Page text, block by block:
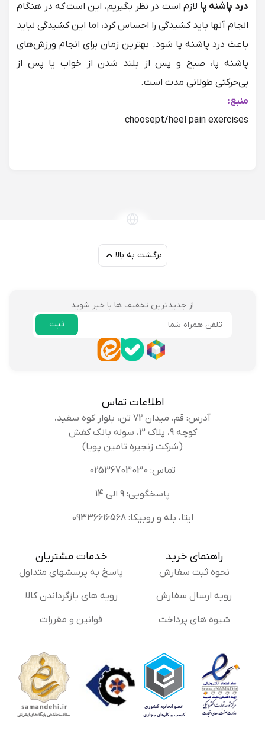
درد پاشنه پا لازم است در نظر بگیریم، این است که در هنگام
انجام آنها باید کشیدگی را احساس کرد، اما این کشیدگی نباید
باعث درد پاشنه پا شود. بهترین زمان برای انجام ورزش‌های
پاشنه پا، صبح و پس از بلند شدن از خواب یا پس از
بی‌حرکتی طولانی مدت است.
منبع:
choosept/heel pain exercises
برگشت به بالا
از جدیدترین تخفیف ها با خبر شوید
ایمیل
ثبت
اطلاعات تماس
آدرس: قم، میدان 72 تن، بلوار کوه سفید،
کوچه 9، پلاک 3، سوله بانک کفش
(شرکت زنجیره تامین پویا)
تماس: 02536703030
پاسخگویی: 9 الی 14
ایتا، بله و روبیکا: 09336616568
راهنمای خرید
نحوه ثبت سفارش
رویه ارسال سفارش
شیوه های پرداخت
خدمات مشتریان
پاسخ به پرسشهای متداول
رویه های بازگرداندن کالا
قوانین و مقررات